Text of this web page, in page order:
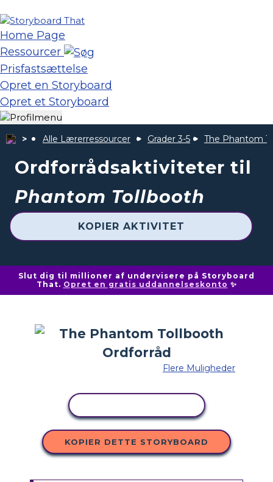
Home Page
Ressourcer
Prisfastsættelse
Opret en Storyboard
Opret et Storyboard
Alle Lærerressourcer Grader 3-5 The Phantom
Ordforrådsaktiviteter til
Phantom Tollbooth
KOPIER AKTIVITET
Slut dig til millioner af undervisere på Storyboard
That. Opret en gratis uddannelseskonto ✨
Flere Muligheder
KOPIER DETTE STORYBOARD